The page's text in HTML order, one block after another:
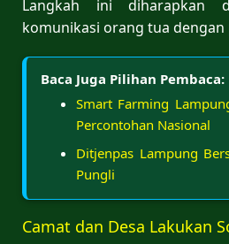
Langkah ini diharapkan
komunikasi orang tua dengan
Baca Juga Pilihan Pembaca:
Smart Farming
Percontohan Nasional
Ditjenpas Lampung
Pungli
Camat dan Desa Lakukan